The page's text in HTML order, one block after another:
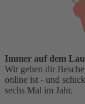
Immer auf dem
Wir geben dir
online ist - und
sechs Mal im Jahr.